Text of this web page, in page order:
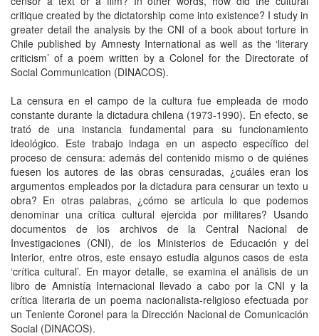
critique created by the dictatorship come into existence? I study in
greater detail the analysis by the CNI of a book about torture in
Chile published by Amnesty International as well as the ‘literary
criticism’ of a poem written by a Colonel for the Directorate of
Social Communication (DINACOS).
La censura en el campo de la cultura fue empleada de modo
constante durante la dictadura chilena (1973-1990). En efecto, se
trató de una instancia fundamental para su funcionamiento
ideológico. Este trabajo indaga en un aspecto específico del
proceso de censura: además del contenido mismo o de quiénes
fuesen los autores de las obras censuradas, ¿cuáles eran los
argumentos empleados por la dictadura para censurar un texto u
obra? En otras palabras, ¿cómo se articula lo que podemos
denominar una crítica cultural ejercida por militares? Usando
documentos de los archivos de la Central Nacional de
Investigaciones (CNI), de los Ministerios de Educación y del
Interior, entre otros, este ensayo estudia algunos casos de esta
‘crítica cultural’. En mayor detalle, se examina el análisis de un
libro de Amnistía Internacional llevado a cabo por la CNI y la
crítica literaria de un poema nacionalista-religioso efectuada por
un Teniente Coronel para la Dirección Nacional de Comunicación
Social (DINACOS).